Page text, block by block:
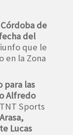
de
del
que le
en la Zona
para las
Alfredo
Sports
Lucas